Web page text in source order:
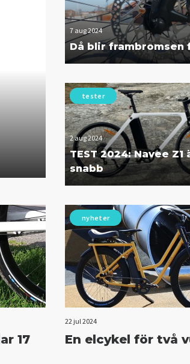
7 aug 2024
Då blir frambromsen
tester
2 aug 2024
TEST 2024: Navee
snabb
17
nyheter
22 jul 2024
En elcykel för två